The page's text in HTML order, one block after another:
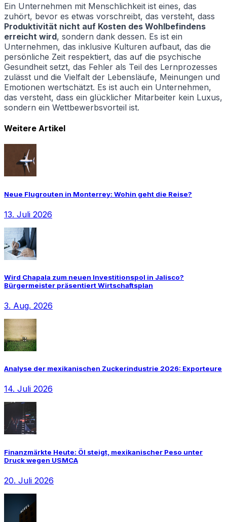
Ein Unternehmen mit Menschlichkeit ist eines, das
zuhört, bevor es etwas vorschreibt, das versteht, dass
Produktivität nicht auf Kosten des Wohlbefindens
erreicht wird, sondern dank dessen. Es ist ein
Unternehmen, das inklusive Kulturen aufbaut, das die
persönliche Zeit respektiert, das auf die psychische
Gesundheit setzt, das Fehler als Teil des Lernprozesses
zulässt und die Vielfalt der Lebensläufe, Meinungen und
Emotionen wertschätzt. Es ist auch ein Unternehmen,
das versteht, dass ein glücklicher Mitarbeiter kein Luxus,
sondern ein Wettbewerbsvorteil ist.
Weitere Artikel
Neue Flugrouten in Monterrey: Wohin geht die Reise?
13. Juli 2026
Wird Chapala zum neuen Investitionspol in Jalisco?
Bürgermeister präsentiert Wirtschaftsplan
3. Aug. 2026
Analyse der mexikanischen Zuckerindustrie 2026: Exporteure
14. Juli 2026
Finanzmärkte Heute: Öl steigt, mexikanischer Peso unter
Druck wegen USMCA
20. Juli 2026